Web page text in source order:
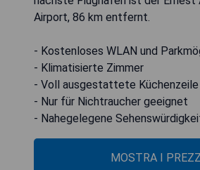
Airport, 86 km entfernt.
- Kostenloses WLAN und
- Klimatisierte Zimmer
- Voll ausgestattete Küchenzeile
- Nur für Nichtraucher geeignet
- Nahegelegene
MOSTRA I PREZZI